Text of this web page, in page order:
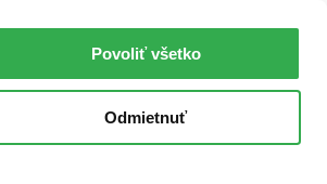
Povoliť všetko
Odmietnuť